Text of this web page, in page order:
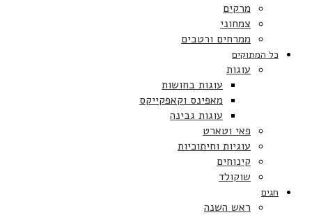
מרקים
צמחוני
ממרחים ורטבים
כל המתוקים
עוגות
עוגות בחושות
מאפינס וקאפקייקס
עוגות גבינה
פאי וטארט
עוגיות וחיתוכיות
קינוחים
שוקולד
חגים
ראש השנה